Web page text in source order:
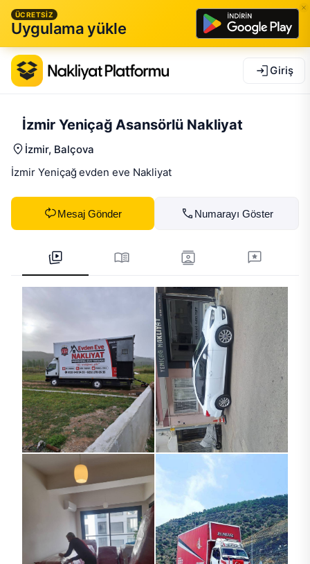
ÜCRETSİZ
Uygulama yükle
Giriş
İzmir Yeniçağ Asansörlü Nakliyat
İzmir, Balçova
İzmir Yeniçağ evden eve Nakliyat
Mesaj Gönder Numarayı Göster